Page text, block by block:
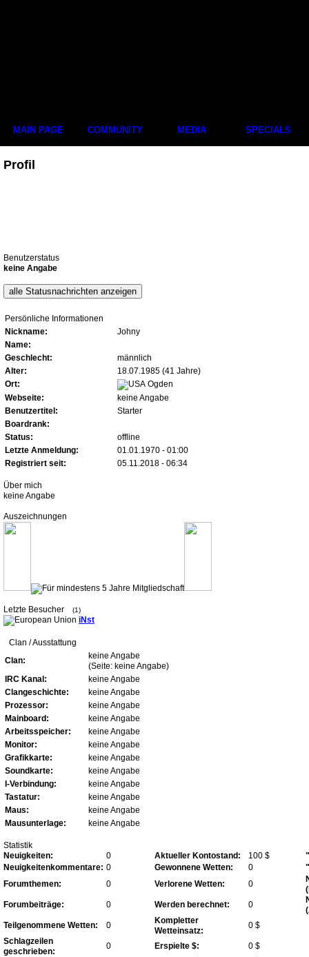
MAIN PAGE COMMUNITY MEDIA SPECIALS
Profil
Benutzerstatus
keine Angabe
Persönliche Informationen
Nickname:
Johny
Name:
Geschlecht:
männlich
Alter:
18.07.1985 (41 Jahre)
Ort:
Ogden
Webseite:
keine Angabe
Benutzertitel:
Starter
Boardrank:
Status:
offline
Letzte Anmeldung:
01.01.1970 - 01:00
Registriert seit:
05.11.2018 - 06:34
Über mich
keine Angabe
Auszeichnungen
Letzte Besucher (1)
iNst
Clan / Ausstattung
Clan:
keine Angabe
(Seite: keine Angabe)
IRC Kanal:
keine Angabe
Clangeschichte:
keine Angabe
Prozessor:
keine Angabe
Mainboard:
keine Angabe
Arbeitsspeicher:
keine Angabe
Monitor:
keine Angabe
Grafikkarte:
keine Angabe
Soundkarte:
keine Angabe
I-Verbindung:
keine Angabe
Tastatur:
keine Angabe
Maus:
keine Angabe
Mausunterlage:
keine Angabe
Statistik
Neuigkeiten:
0 Aktueller Kontostand: 100 $
Neuigkeitenkommentare: 0 Gewonnene Wetten: 0
Forumthemen:
0 Verlorene Wetten: 0
Forumbeiträge:
0 Werden berechnet: 0
Teilgenommene Wetten:
0
Kompletter
Wetteinsatz:
0 $
Schlagzeilen
geschrieben:
0 Erspielte $:
0 $